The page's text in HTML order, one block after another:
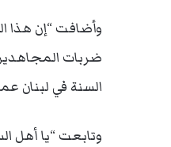
وأضافت “إن هذا
ضربات
السنة في لبنان
وتابعت “يا أهل